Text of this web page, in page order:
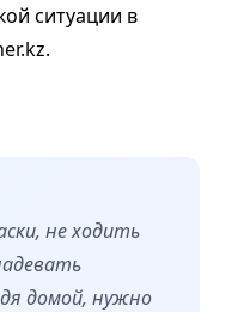
ситуации в
не ходить
домой, нужно